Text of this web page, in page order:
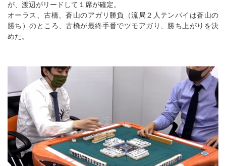
が、渡辺がリードして１席が確定。
オーラス、古橋、蒼山のアガリ勝負（流局２人テンパイは蒼山の
勝ち）のところ、古橋が最終手番でツモアガり、勝ち上がりを決
めた。